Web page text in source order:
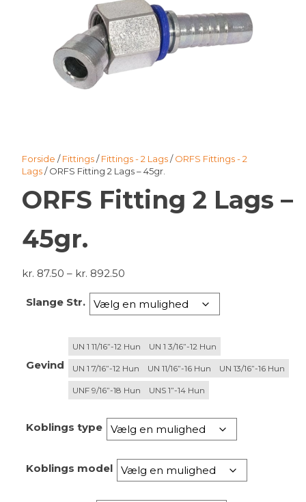
Forside /Fittings/Fittings - 2 Lags/ORFS Fittings - 2
Lags/ ORFS Fitting 2 Lags – 45gr.
ORFS Fitting 2 Lags –
45gr.
kr. 87.50 – kr. 892.50Prisinterval:
til
Slange Str.
Gevind
UN 1 11/16”-12 Hun UN 1 3/16”-12 Hun
UN 1 7/16”-12 Hun UN 11/16”-16 Hun UN 13/16”-16 Hun
UNF 9/16”-18 Hun UNS 1”-14 Hun
Koblings type
Koblings model